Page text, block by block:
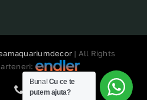
| All Rights
Instagram
PhoneE-
Tiktok
Buna!Cu ce te
putem ajuta?